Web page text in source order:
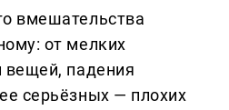
вмешательства
от мелких
вещей, падения
серьёзных — плохих